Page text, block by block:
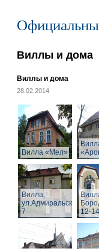
Виллы и дома
Виллы и дома
28.02.2014
Вилла «Мел»
Вилла,
ул.Адмиральская,
7
12-14